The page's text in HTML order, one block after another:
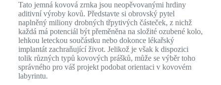
Tato jemná kovová zrnka jsou neopěvovanými hrdiny
aditivní výroby kovů. Představte si obrovský pytel
naplněný miliony drobných třpytivých částeček, z nichž
každá má potenciál být přeměněna na složité ozubené kolo,
lehkou leteckou součástku nebo dokonce lékařský
implantát zachraňující život. Jelikož je však k dispozici
tolik různých typů kovových prášků, může se výběr toho
správného pro váš projekt podobat orientaci v kovovém
labyrintu.